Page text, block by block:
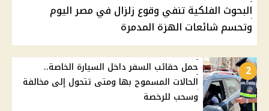
البحوث الفلكية تنفي وقوع زلزال في مصر اليوم
وتحسم شائعات الهزة المدمرة
2
حمل حقائب السفر داخل السيارة الخاصة..
الحالات المسموح بها ومتى تتحول إلى مخالفة
وسحب للرخصة